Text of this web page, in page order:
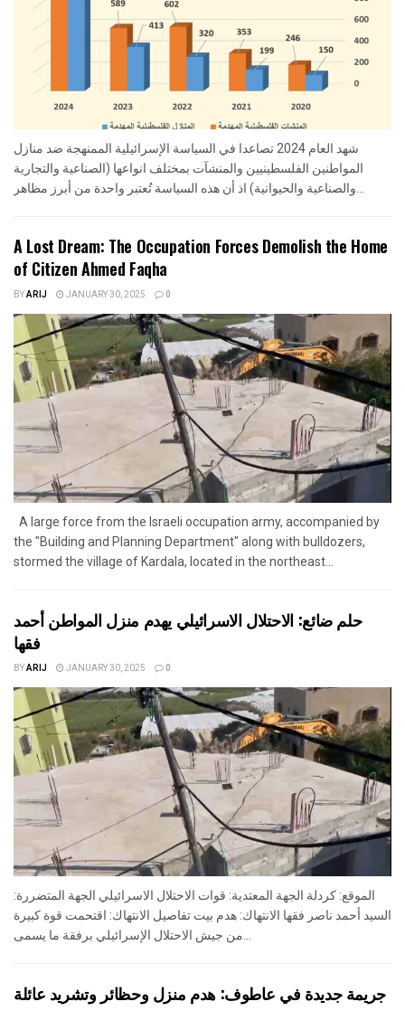
شهد العام 2024 تصاعدا في السياسة الإسرائيلية الممنهجة ضد منازل
المواطنين الفلسطينيين والمنشآت بمختلف انواعها (الصناعية والتجارية
A Lost Dream: The Occupation Forces Demolish the Home
of Citizen Ahmed Faqha
BYARIJ JANUARY 30, 2025 0
A large force from the Israeli occupation army, accompanied by
the "Building and Planning Department" along with bulldozers,
stormed the village of Kardala, located in the northeast...
حلم ضائع: الاحتلال الاسرائيلي يهدم منزل المواطن أحمد
فقها
BYARIJ JANUARY 30, 2025 0
الموقع: كردلة الجهة المعتدية: قوات الاحتلال الاسرائيلي الجهة المتضررة:
السيد أحمد ناصر فقها الانتهاك: هدم بيت تفاصيل الانتهاك: اقتحمت قوة كبيرة
جريمة جديدة في عاطوف: هدم منزل وحظائر وتشريد عائلة